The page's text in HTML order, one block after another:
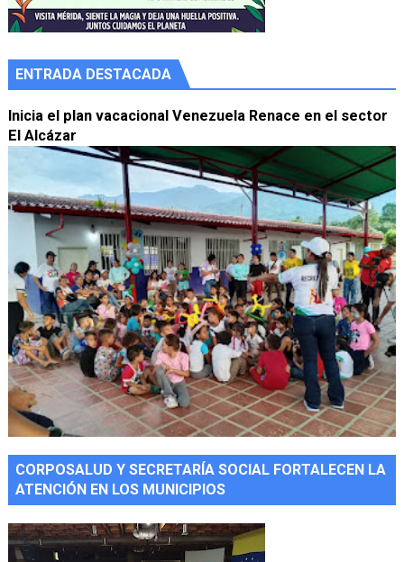
ENTRADA DESTACADA
Inicia el plan vacacional Venezuela Renace en el sector
El Alcázar
CORPOSALUD Y SECRETARÍA SOCIAL FORTALECEN LA
ATENCIÓN EN LOS MUNICIPIOS